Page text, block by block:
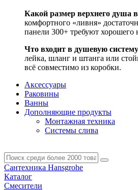
Какой размер верхнего душа
комфортного «ливня»
панели 300+ требуют хорошего
Что входит в душевую
лейка, шланг и штанга или
всё совместимо из коробки.
Аксессуары
Раковины
Ванны
Дополняющие продукты
Монтажная техника
Системы слива
Сантехника Hansgrohe
Каталог
Смесители